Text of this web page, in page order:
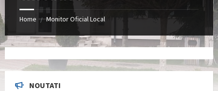
Home / Monitor Oficial Local
NOUTATI